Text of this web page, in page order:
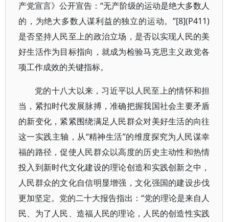
产党宣言》公开宣告：“无产阶级的运动是绝大多数人
的，为绝大多数人谋利益的独立的运动。”[8](P411)
是否坚持人民至上的政治立场，是否以实现人民的美
好生活作为目标指向，就成为检验马克思主义政党各
项工作成效的关键指标。
党的十八大以来，习近平以人民至上的情怀和担
当，紧扣时代发展脉搏，准确把握我国社会主要矛盾
的新变化，紧紧围绕满足人民群众对美好生活的向往
这一实践主轴，从“精神生活”的维度探究为人民谋幸
福的路径，促使人民群众以高度的历史主动性和热情
投入到新时代文化建设的理论创造和实践创新之中，
人民群众的文化自信明显增强，文化强国的建设步伐
更加坚定。党的二十大报告指出：“党的理论是来自人
民、为了人民、造福人民的理论，人民的创造性实践